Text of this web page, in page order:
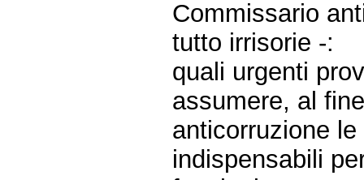
Commissario
tutto irrisorie -:
quali urgenti
assumere, al
anticorruzione
indispensabili